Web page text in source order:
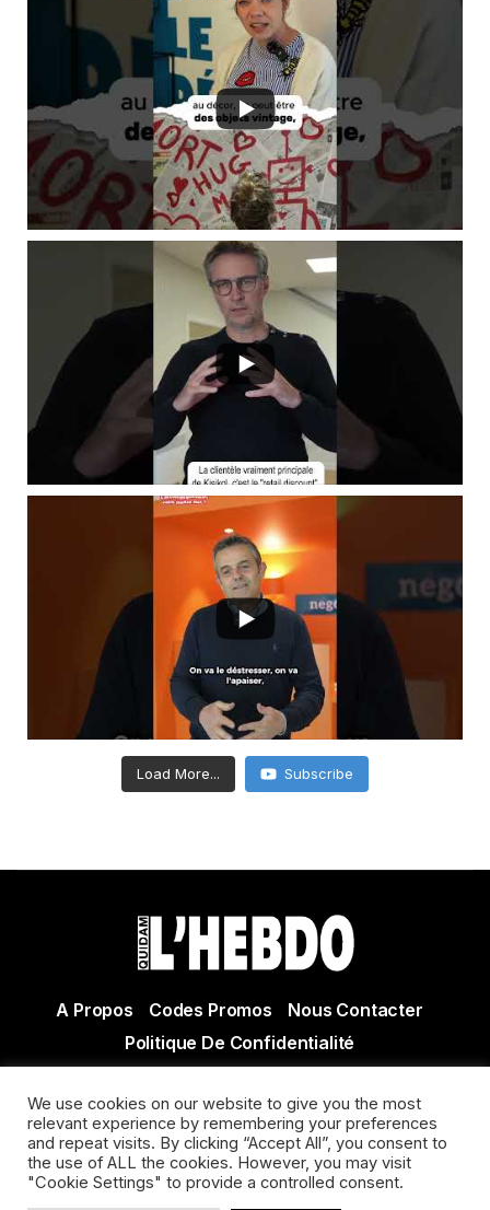
Load More... Subscribe
A Propos Codes Promos
Nous Contacter
Politique De Confidentialité
Actualité Agen - Actualité en lot et Garonne - Actualité
Villeneuve sur Lot
We use cookies on our website to give you the most
relevant experience by remembering your preferences
and repeat visits. By clicking “Accept All”, you consent to
the use of ALL the cookies. However, you may visit
"Cookie Settings" to provide a controlled consent.